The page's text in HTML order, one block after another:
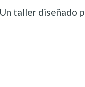
Un taller diseñado